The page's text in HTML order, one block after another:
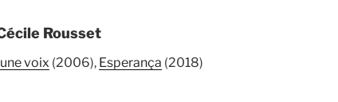
Rousset
voix (2006), Esperança (2018)